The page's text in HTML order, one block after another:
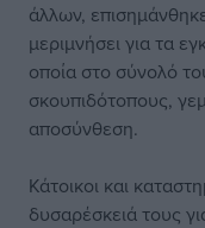
άλλων,
μεριμνήσει για τα
οποία στο σύνολό
σκουπιδότοπους,
αποσύνθεση.
Κάτοικοι και
δυσαρέσκειά τους